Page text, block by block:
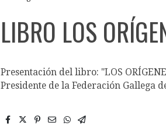
LIBRO LOS
Presentación del libro: "LOS
Presidente de la Federación Gallega